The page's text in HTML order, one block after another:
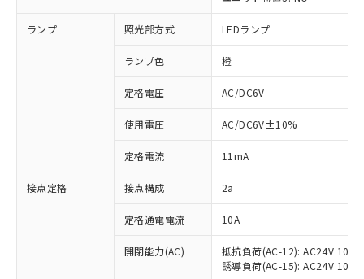
ランプ 照光部方式 LEDランプ
ランプ色 橙
定格電圧 AC/DC6V
使用電圧 AC/DC6V±10%
定格電流 11mA
接点定格 接点構成 2a
定格通電電流 10A
開閉能力(AC)
抵抗負荷(AC-12): AC24V 10A/
誘導負荷(AC-15): AC24V
ご利用条件
以下の条件をお読みいただき、同意のうえ
ご利用ください。
本サービスは、当社制御機器事業取扱
商品の当社在庫状況および標準価格
(税抜)を提供させていただくもので
当社制御機器事業取扱商品の中には、
対応済み：EU RoHS指令（10物質）の
非含有に対応した製品が提供可能な商品で
対応予定：EU RoHS指令（10物質）の非含
有に対応した製品に切り替える予定のある
対応予定なし：EU RoHS指令（10物質）の
非含有に非対応の商品で、対応品を出す予
調査・確認中：EU RoHS指令（10物質）の
非含有の対応状況を調査中または確認中の
非該当品：ライセンス料など無形物で、有
害物質有無と関係のない商品です。
仕入先様の事情により、非含有部品として
「○」：最大均質材料含有率が中国RoHSの
基準値以下であることを示します。
「×」：最大均質材料含有率が中国RoHSの